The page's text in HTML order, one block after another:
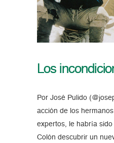
Los
Por José Pulido
acción de los
expertos, le habría
Colón descubrir un